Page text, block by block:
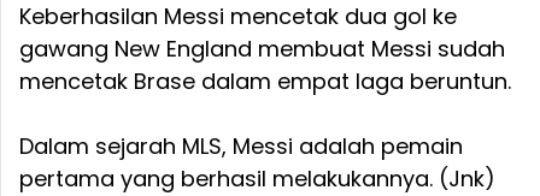
Keberhasilan Messi mencetak dua gol ke
gawang New England membuat Messi sudah
mencetak Brase dalam empat laga beruntun.
Dalam sejarah MLS, Messi adalah pemain
pertama yang berhasil melakukannya. (Jnk)